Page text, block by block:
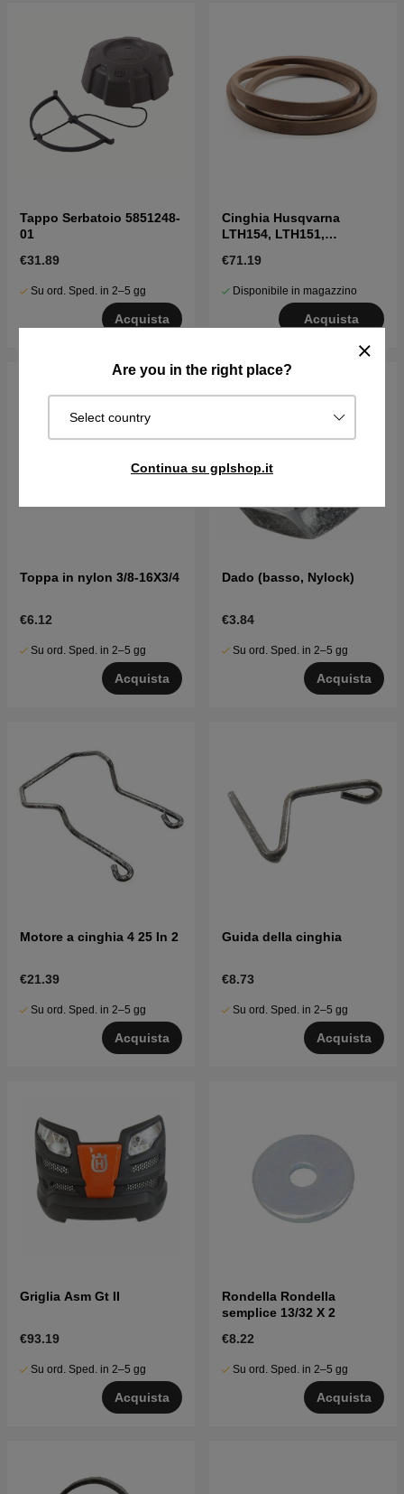
Are you in the right place?
Select country
Continua su gplshop.it
Tappo Serbatoio 5851248-
01
€31.89
Su ord. Sped. in 2–5 gg
Acquista
Cinghia Husqvarna
LTH154, LTH151,
LT2216A2
€71.19
Disponibile in magazzino
Acquista
Toppa in nylon 3/8-16X3/4
€6.12
Su ord. Sped. in 2–5 gg
Acquista
Dado (basso, Nylock)
€3.84
Su ord. Sped. in 2–5 gg
Acquista
Motore a cinghia 4 25 In 2
€21.39
Su ord. Sped. in 2–5 gg
Acquista
Guida della cinghia
€8.73
Su ord. Sped. in 2–5 gg
Acquista
Griglia Asm Gt II
€93.19
Su ord. Sped. in 2–5 gg
Acquista
Rondella Rondella
semplice 13/32 X 2
€8.22
Su ord. Sped. in 2–5 gg
Acquista